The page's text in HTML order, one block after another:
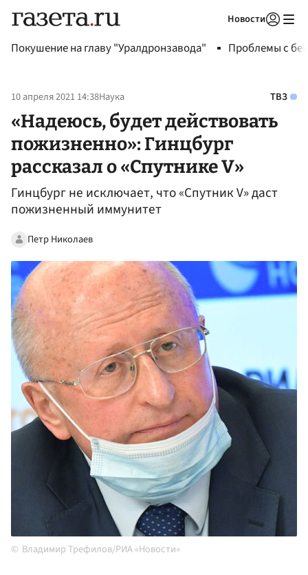
Новости
Покушение на главу "Уралдронзавода" Проблемы с
10 апреля 2021 14:38Наука ТВЗ
«Надеюсь, будет действовать
пожизненно»: Гинцбург
рассказал о «Спутнике V»
Гинцбург не исключает, что «Спутник V» даст
пожизненный иммунитет
Петр Николаев
Владимир Трефилов/РИА «Новости»